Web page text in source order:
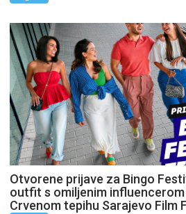
Otvorene prijave za Bingo
outfit s omiljenim
Crvenom tepihu Sarajevo Film